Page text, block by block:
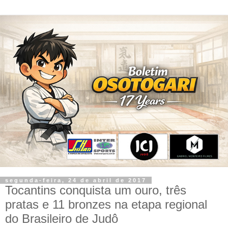
segunda-feira, 24 de abril de 2017
Tocantins conquista um ouro, três
pratas e 11 bronzes na etapa regional
do Brasileiro de Judô